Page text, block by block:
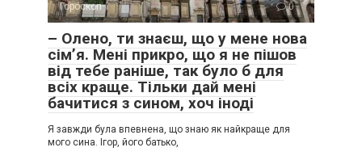
Гороскоп 0
– Олено, ти знаєш, що у мене нова
сім’я. Мені прикро, що я не пішов
від тебе раніше, так було б для
всіх краще. Тільки дай мені
бачитися з сином, хоч іноді
Я завжди була впевнена, що знаю як найкраще для
мого сина. Ігор, його батько,